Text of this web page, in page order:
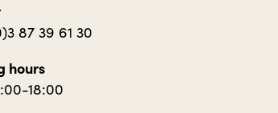
87 39 61 30
hours
18:00